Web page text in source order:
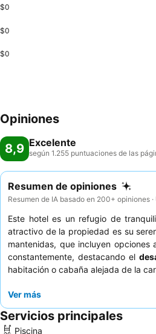
$0
$0
$0
Opiniones
8,9 Excelente
según 1.255 puntuaciones de las
Resumen de opiniones
Resumen de IA basado en 200+ opiniones
Este hotel es un refugio de
atractivo de la propiedad es su
mantenidas, que incluyen
constantemente, destacando el
habitación o cabaña alejada de la
Ver más
Servicios principales
Piscina